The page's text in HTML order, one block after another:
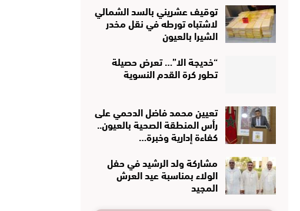
توقيف عشريني بالسد الشمالي
لاشتباه تورطه في نقل مخدر
الشيرا بالعيون
“خديجة الا”… تعرض حصيلة
تطور كرة القدم النسوية
تعيين محمد فاضل الدحمي على
رأس المنطقة الصحية بالعيون..
كفاءة إدارية وخبرة…
مشاركة ولد الرشيد في حفل
الولاء بمناسبة عيد العرش
المجيد